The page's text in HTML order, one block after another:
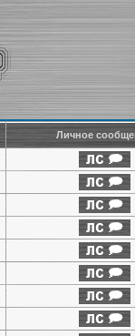
Личное